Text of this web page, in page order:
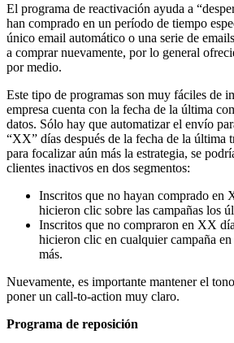
El programa de reactivación ayuda a
han comprado en un período de tiempo
único email automático o una serie de
a comprar nuevamente, por lo general
por medio.
Este tipo de programas son muy fáciles de
empresa cuenta con la fecha de la última
datos. Sólo hay que automatizar el envío
“XX” días después de la fecha de la última
para focalizar aún más la estrategia, se
clientes inactivos en dos segmentos:
Inscritos que no hayan comprado en
hicieron clic sobre las campañas los
Inscritos que no compraron en XX
hicieron clic en cualquier campaña
más.
Nuevamente, es importante mantener el
poner un call-to-action muy claro.
Programa de reposición